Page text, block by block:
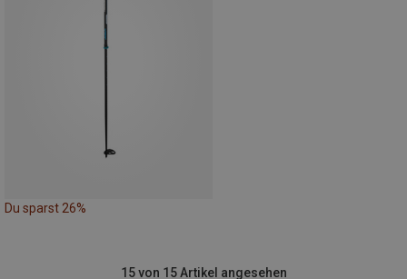
Du sparst 26%
15 von 15 Artikel angesehen